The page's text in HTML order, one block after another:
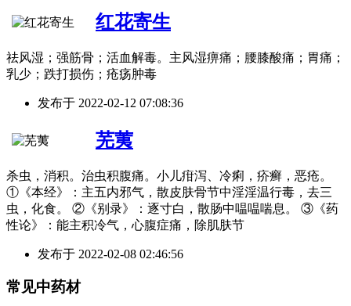
红花寄生
祛风湿；强筋骨；活血解毒。主风湿痹痛；腰膝酸痛；胃痛；
乳少；跌打损伤；疮疡肿毒
发布于 2022-02-12 07:08:36
芜荑
杀虫，消积。治虫积腹痛。小儿疳泻、冷痢，疥癣，恶疮。
①《本经》：主五内邪气，散皮肤骨节中淫淫温行毒，去三
虫，化食。 ②《别录》：逐寸白，散肠中嗢嗢喘息。 ③《药
性论》：能主积冷气，心腹症痛，除肌肤节
发布于 2022-02-08 02:46:56
常见中药材